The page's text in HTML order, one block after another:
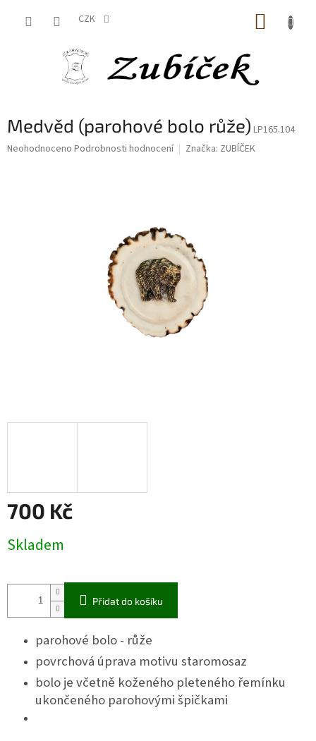
CZK
Medvěd (parohové bolo růže) LP165.104
Průměrné
Neohodnoceno Podrobnosti hodnocení Značka: ZUBÍČEK
700 Kč
cena:
Skladem
Přidat do košíku
parohové bolo - růže
povrchová úprava motivu staromosaz
bolo je včetně koženého pleteného řemínku
ukončeného parohovými špičkami